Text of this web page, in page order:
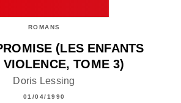
ROMANS
(LES ENFANTS
VIOLENCE, TOME 3)
Doris Lessing
01/04/1990